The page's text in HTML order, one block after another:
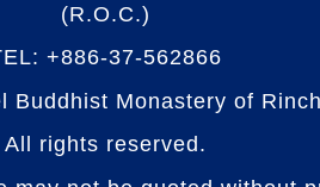
(R.O.C.)
+886-37-562866
Buddhist Monastery of
All rights reserved.